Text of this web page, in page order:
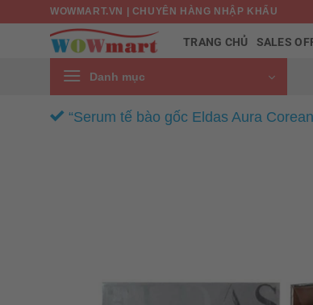
WOWMART.VN | CHUYÊN HÀNG NHẬP KHẨU
TRANG CHỦ SALES
Danh mục
“Serum tế bào gốc Eldas Aura